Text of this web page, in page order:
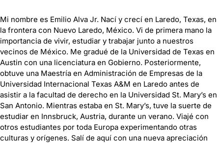
Mi nombre es Emilio Alva Jr. Nací y crecí en Laredo, Texas, en
la frontera con Nuevo Laredo, México. Vi de primera mano la
importancia de vivir, estudiar y trabajar junto a nuestros
vecinos de México. Me gradué de la Universidad de Texas en
Austin con una licenciatura en Gobierno. Posteriormente,
obtuve una Maestría en Administración de Empresas de la
Universidad Internacional Texas A&M en Laredo antes de
asistir a la facultad de derecho en la Universidad St. Mary’s en
San Antonio. Mientras estaba en St. Mary’s, tuve la suerte de
estudiar en Innsbruck, Austria, durante un verano. Viajé con
otros estudiantes por toda Europa experimentando otras
culturas y orígenes. Salí de aquí con una nueva apreciación